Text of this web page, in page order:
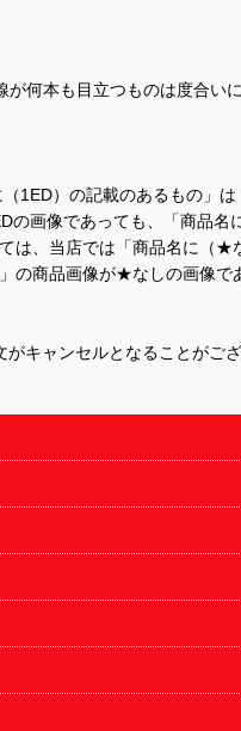
何本も目立つものは度合い
）の記載のあるもの」
画像であっても、「商品名
、当店では「商品名に（
商品画像が★なしの画像で
キャンセルとなることがござ